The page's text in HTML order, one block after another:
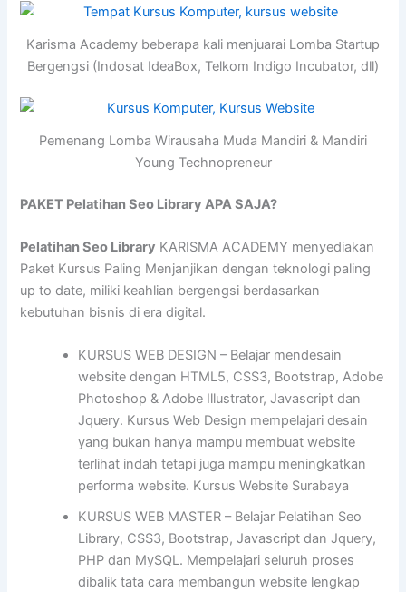
Karisma Academy beberapa kali menjuarai Lomba Startup
Bergengsi (Indosat IdeaBox, Telkom Indigo Incubator, dll)
Pemenang Lomba Wirausaha Muda Mandiri & Mandiri
Young Technopreneur
PAKET Pelatihan Seo Library APA SAJA?
Pelatihan Seo Library KARISMA ACADEMY menyediakan
Paket Kursus Paling Menjanjikan dengan teknologi paling
up to date, miliki keahlian bergengsi berdasarkan
kebutuhan bisnis di era digital.
KURSUS WEB DESIGN – Belajar mendesain
website dengan HTML5, CSS3, Bootstrap, Adobe
Photoshop & Adobe Illustrator, Javascript dan
Jquery. Kursus Web Design mempelajari desain
yang bukan hanya mampu membuat website
terlihat indah tetapi juga mampu meningkatkan
performa website. Kursus Website Surabaya
KURSUS WEB MASTER – Belajar Pelatihan Seo
Library, CSS3, Bootstrap, Javascript dan Jquery,
PHP dan MySQL. Mempelajari seluruh proses
dibalik tata cara membangun website lengkap